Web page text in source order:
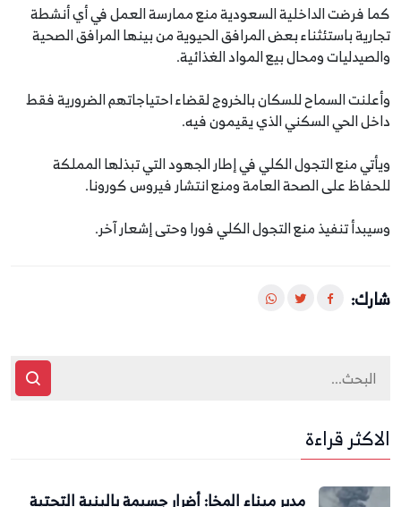
كما فرضت الداخلية السعودية منع ممارسة العمل في أي أنشطة
تجارية باستئثناء بعض المرافق الحيوية من بينها المرافق الصحية
والصيدليات ومحال بيع المواد الغذائية.
وأعلنت السماح للسكان بالخروج لقضاء احتياجاتهم الضرورية فقط
داخل الحي السكني الذي يقيمون فيه.
ويأتي منع التجول الكلي في إطار الجهود التي تبذلها المملكة
للحفاظ على الصحة العامة ومنع انتشار فيروس كورونا.
وسيبدأ تنفيذ منع التجول الكلي فورا وحتى إشعار آخر.
شارك:
الاكثر قراءة
مدير ميناء المخا: أضرار جسيمة بالبنية التحتية